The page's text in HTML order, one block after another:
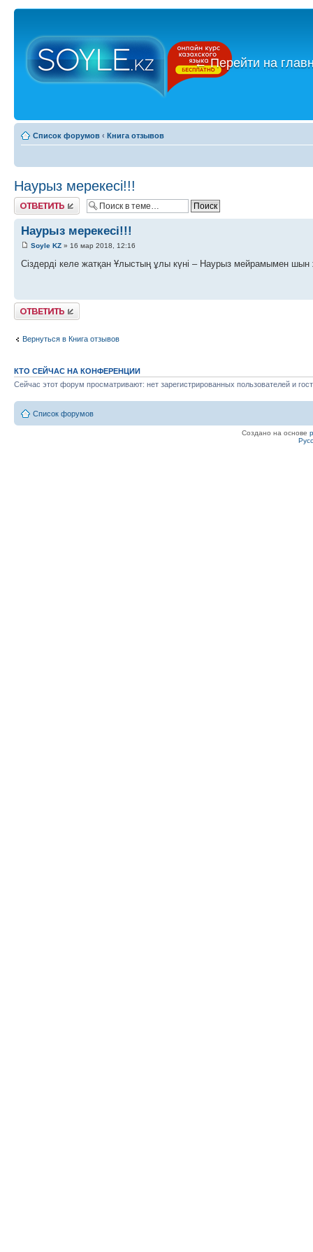
←Перейти на
Список форумов ‹ Книга отзывов
Наурыз мерекесі!!!
Ответить
Наурыз мерекесі!!!
Soyle KZ » 16 мар 2018, 12:16
Сіздерді келе жатқан Ұлыстың ұлы күні – Наурыз мейрамымен шын
Ответить
Вернуться в Книга отзывов
КТО СЕЙЧАС НА КОНФЕРЕНЦИИ
Сейчас этот форум просматривают: нет зарегистрированных пользователей и
Список форумов
Создано на основе